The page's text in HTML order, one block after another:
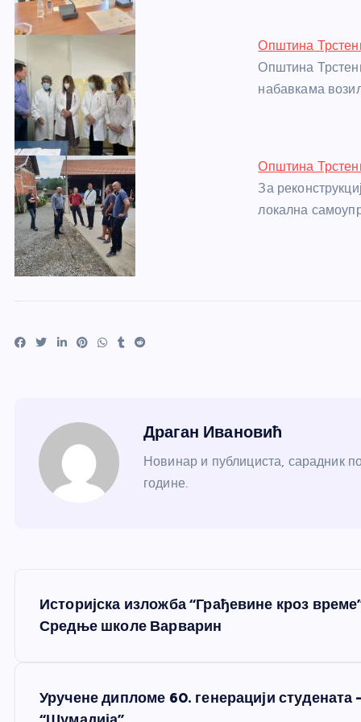
k
Општина
Општина
набавкама
Општина
За
локална
Драган Ивановић
Новинар и публициста, сарадник
године.
Историјска изложба “Грађевине кроз
Средње школе Варварин
Уручене дипломе 60. генерацији